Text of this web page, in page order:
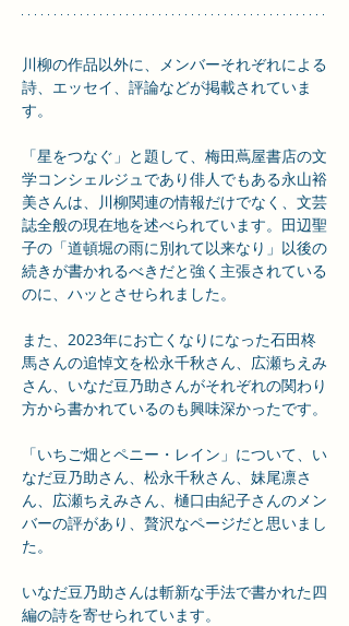
川柳の作品以外に、メンバーそれぞれによる
詩、エッセイ、評論などが掲載されていま
す。
「星をつなぐ」と題して、梅田蔦屋書店の文
学コンシェルジュであり俳人でもある永山裕
美さんは、川柳関連の情報だけでなく、文芸
誌全般の現在地を述べられています。田辺聖
子の「道頓堀の雨に別れて以来なり」以後の
続きが書かれるべきだと強く主張されている
のに、ハッとさせられました。
また、2023年にお亡くなりになった石田柊
馬さんの追悼文を松永千秋さん、広瀬ちえみ
さん、いなだ豆乃助さんがそれぞれの関わり
方から書かれているのも興味深かったです。
「いちご畑とペニー・レイン」について、い
なだ豆乃助さん、松永千秋さん、妹尾凛さ
ん、広瀬ちえみさん、樋口由紀子さんのメン
バーの評があり、贅沢なページだと思いまし
た。
いなだ豆乃助さんは斬新な手法で書かれた四
編の詩を寄せられています。